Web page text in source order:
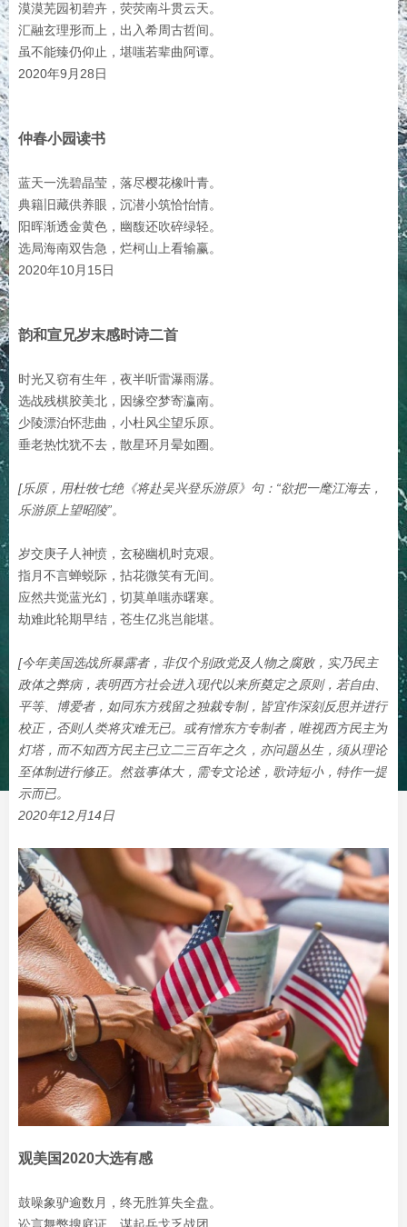
漠漠芜园初碧卉，荧荧南斗贯云天。
汇融玄理形而上，出入希周古哲间。
虽不能臻仍仰止，堪嗤若辈曲阿谭。
2020年9月28日
仲春小园读书
蓝天一洗碧晶莹，落尽樱花橡叶青。
典籍旧藏供养眼，沉潜小筑恰怡情。
阳晖渐透金黄色，幽馥还吹碎绿轻。
选局海南双告急，烂柯山上看输赢。
2020年10月15日
韵和宣兄岁末感时诗二首
时光又窃有生年，夜半听雷瀑雨潺。
选战残棋胶美北，因缘空梦寄瀛南。
少陵漂泊怀悲曲，小杜风尘望乐原。
垂老热忱犹不去，散星环月晕如圈。
[乐原，用杜牧七绝《将赴吴兴登乐游原》句：“欲把一麾江海去，
乐游原上望昭陵”。
岁交庚子人神愤，玄秘幽机时克艰。
指月不言蝉蜕际，拈花微笑有无间。
应然共觉蓝光幻，切莫单嗤赤曙寒。
劫难此轮期早结，苍生亿兆岂能堪。
[今年美国选战所暴露者，非仅个别政党及人物之腐败，实乃民主
政体之弊病，表明西方社会进入现代以来所奠定之原则，若自由、
平等、博爱者，如同东方残留之独裁专制，皆宜作深刻反思并进行
校正，否则人类将灾难无已。或有憎东方专制者，唯视西方民主为
灯塔，而不知西方民主已立二三百年之久，亦问题丛生，须从理论
至体制进行修正。然兹事体大，需专文论述，歌诗短小，特作一提
示而已。
2020年12月14日
观美国2020大选有感
鼓噪象驴逾数月，终无胜算失全盘。